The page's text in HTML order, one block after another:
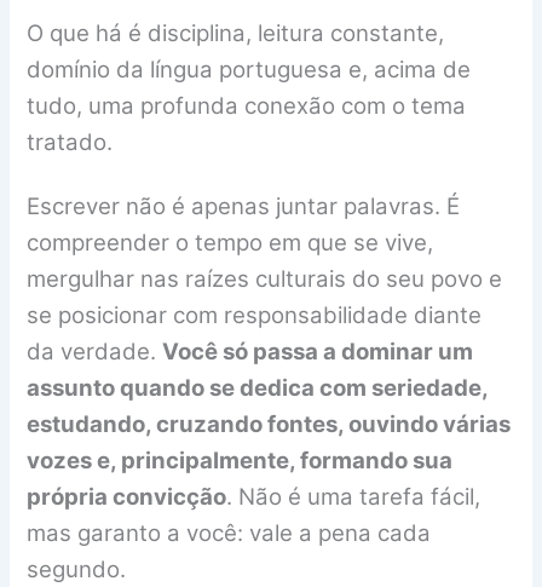
O que há é disciplina, leitura constante,
domínio da língua portuguesa e, acima de
tudo, uma profunda conexão com o tema
tratado.
Escrever não é apenas juntar palavras. É
compreender o tempo em que se vive,
mergulhar nas raízes culturais do seu povo e
se posicionar com responsabilidade diante
da verdade.Você só passa a dominar um
assunto quando se dedica com seriedade,
estudando, cruzando fontes, ouvindo várias
vozes e, principalmente, formando sua
própria convicção. Não é uma tarefa fácil,
mas garanto a você: vale a pena cada
segundo.